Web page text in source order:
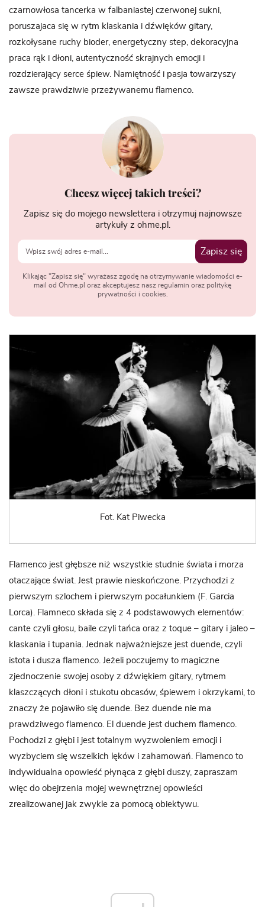
czarnowłosa tancerka w falbaniastej czerwonej sukni,
poruszajaca się w rytm klaskania i dźwięków gitary,
rozkołysane ruchy bioder, energetyczny step, dekoracyjna
praca rąk i dłoni, autentyczność skrajnych emocji i
rozdzierający serce śpiew. Namiętność i pasja towarzyszy
zawsze prawdziwie przeżywanemu flamenco.
Chcesz więcej takich treści?
Zapisz się do mojego newslettera i otrzymuj najnowsze
artykuły z ohme.pl.
Zapisz się
Klikając "Zapisz się" wyrażasz zgodę na otrzymywanie wiadomości e-
mail od Ohme.pl oraz akceptujesz nasz regulamin oraz politykę
prywatności i cookies.
Fot. Kat Piwecka
Flamenco jest głębsze niż wszystkie studnie świata i morza
otaczające świat. Jest prawie nieskończone. Przychodzi z
pierwszym szlochem i pierwszym pocałunkiem (F. Garcia
Lorca). Flamneco składa się z 4 podstawowych elementów:
cante czyli głosu, baile czyli tańca oraz z toque – gitary i jaleo –
klaskania i tupania. Jednak najważniejsze jest duende, czyli
istota i dusza flamenco. Jeżeli poczujemy to magiczne
zjednoczenie swojej osoby z dźwiękiem gitary, rytmem
klaszczących dłoni i stukotu obcasów, śpiewem i okrzykami, to
znaczy że pojawiło się duende. Bez duende nie ma
prawdziwego flamenco. El duende jest duchem flamenco.
Pochodzi z głębi i jest totalnym wyzwoleniem emocji i
wyzbyciem się wszelkich lęków i zahamowań. Flamenco to
indywidualna opowieść płynąca z głębi duszy, zapraszam
więc do obejrzenia mojej wewnętrznej opowieści
zrealizowanej jak zwykle za pomocą obiektywu.